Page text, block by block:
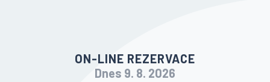
ON-LINE REZERVACE
Dnes 9. 8. 2026